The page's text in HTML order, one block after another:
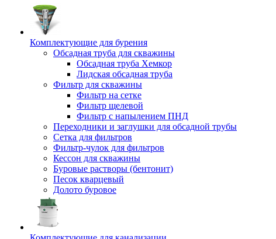
Комплектующие для бурения
Обсадная труба для скважины
Обсадная труба Хемкор
Лидская обсадная труба
Фильтр для скважины
Фильтр на сетке
Фильтр щелевой
Фильтр с напылением ПНД
Переходники и заглушки для обсадной трубы
Сетка для фильтров
Фильтр-чулок для фильтров
Кессон для скважины
Буровые растворы (бентонит)
Песок кварцевый
Долото буровое